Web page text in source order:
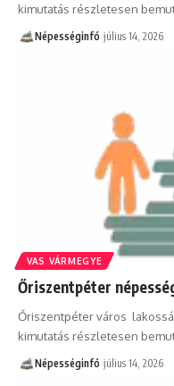
kimutatás részletesen
Népességinfó július 14, 2026
VAS VÁRMEGYE
Őriszentpéter
Őriszentpéter város
kimutatás részletesen
Népességinfó július 14, 2026